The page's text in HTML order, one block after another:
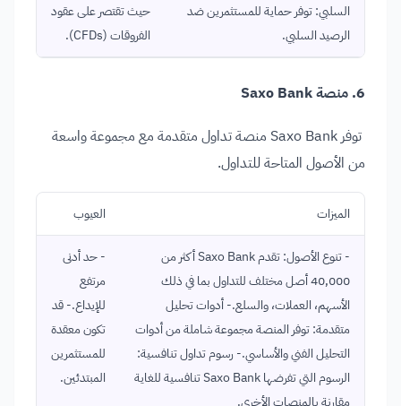
السلبي: توفر حماية للمستثمرين ضد
الرصيد السلبي.
حيث تقتصر على عقود
الفروقات (CFDs).
6. منصة Saxo Bank
توفر Saxo Bank منصة تداول متقدمة مع مجموعة واسعة
من الأصول المتاحة للتداول.
الميزات العيوب
- تنوع الأصول: تقدم Saxo Bank أكثر من
40,000 أصل مختلف للتداول بما في ذلك
الأسهم، العملات، والسلع.- أدوات تحليل
متقدمة: توفر المنصة مجموعة شاملة من أدوات
التحليل الفني والأساسي.- رسوم تداول تنافسية:
الرسوم التي تفرضها Saxo Bank تنافسية للغاية
مقارنة بالمنصات الأخرى.
- حد أدنى
مرتفع
للإيداع.- قد
تكون معقدة
للمستثمرين
المبتدئين.